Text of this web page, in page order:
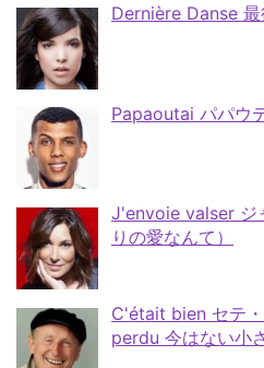
Dernière Danse 最
Papaoutai パパウ
J'envoie valser ジ
りの愛なんて）
C'était bien セテ
perdu 今はない小